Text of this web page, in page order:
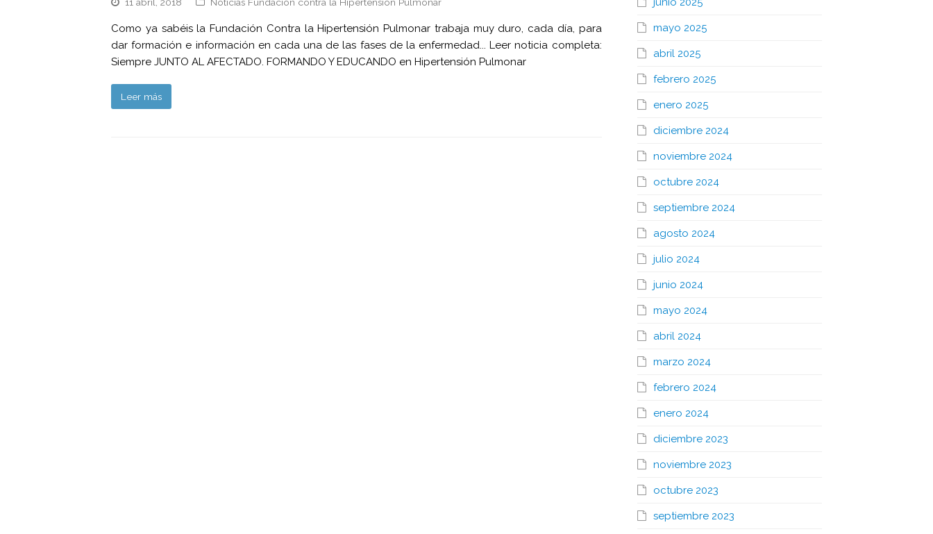
Como ya sabéis la Fundación Contra la Hipertensión Pulmonar trabaja muy duro, cada día, para
dar formación e información en cada una de las fases de la enfermedad... Leer noticia completa:
Siempre JUNTO AL AFECTADO. FORMANDO Y EDUCANDO en Hipertensión Pulmonar
Leer más
mayo 2025
abril 2025
febrero 2025
enero 2025
diciembre 2024
noviembre 2024
octubre 2024
septiembre 2024
agosto 2024
julio 2024
junio 2024
mayo 2024
abril 2024
marzo 2024
febrero 2024
enero 2024
diciembre 2023
noviembre 2023
octubre 2023
septiembre 2023